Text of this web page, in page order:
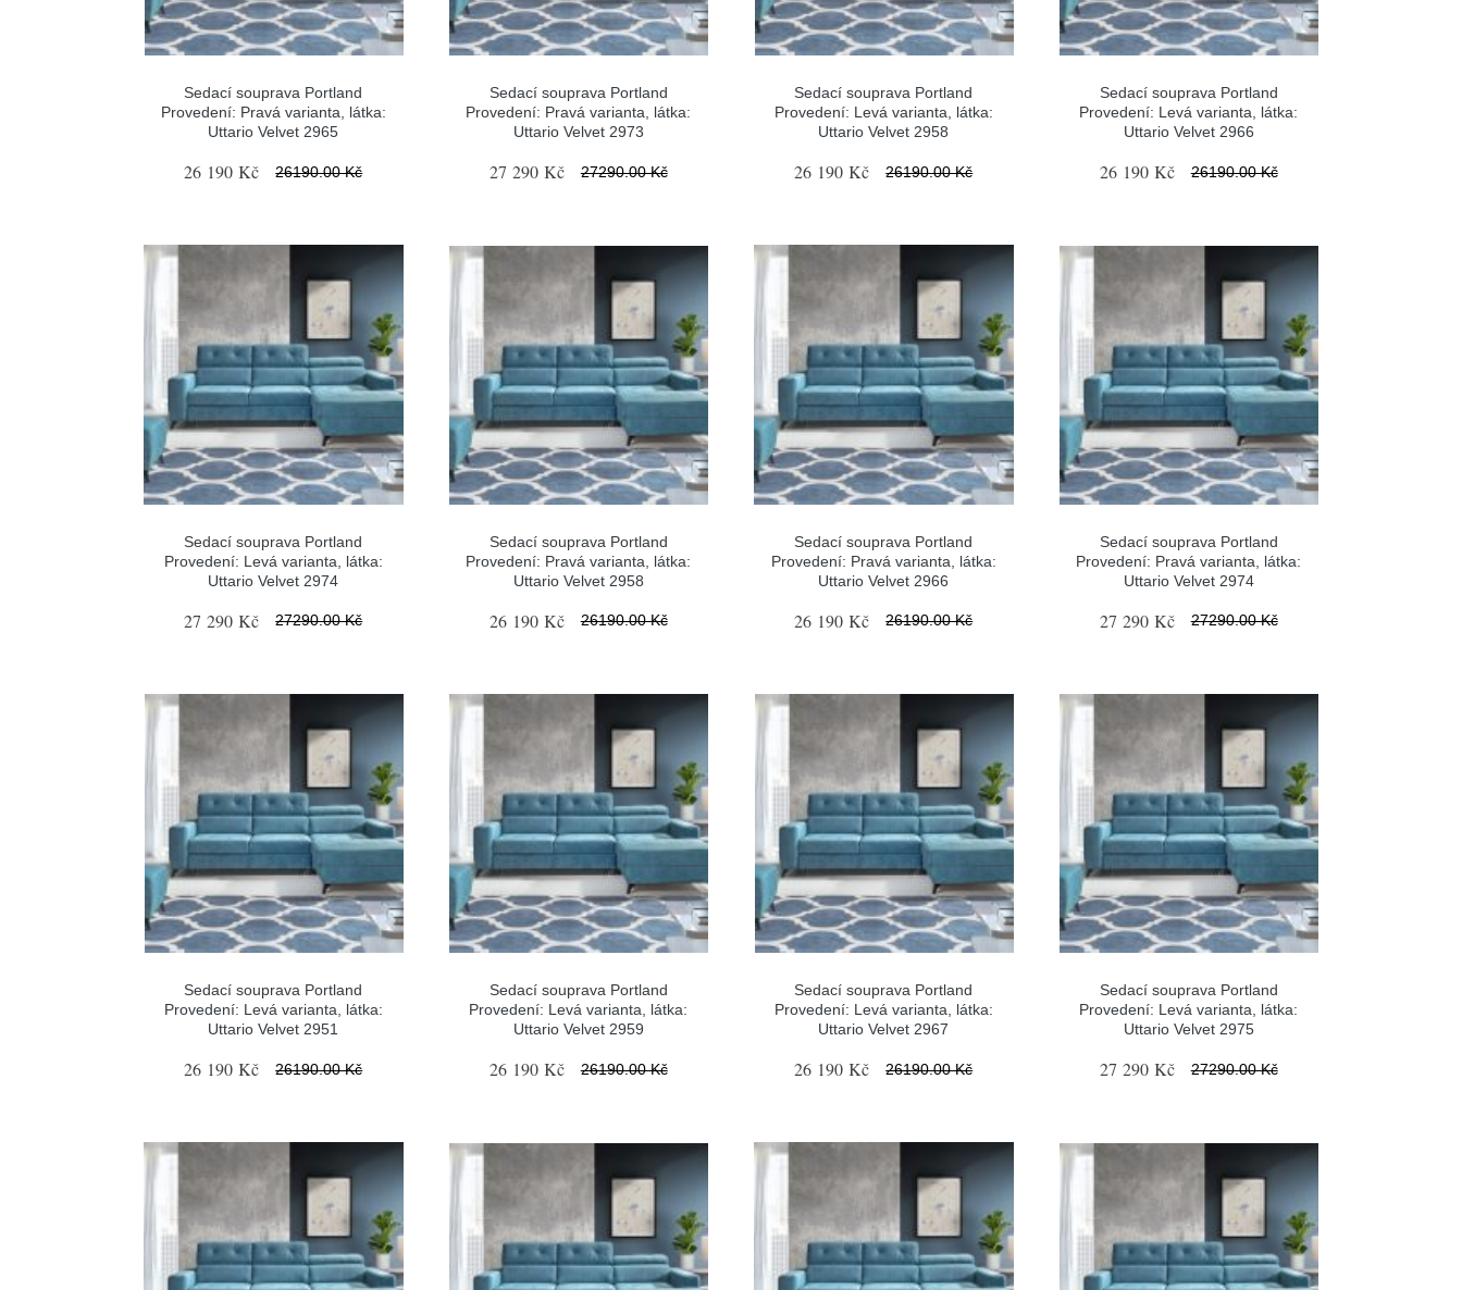
Sedací souprava Portland
Provedení: Pravá varianta, látka:
Uttario Velvet 2965
26 190 Kč 26190.00 Kč
Sedací souprava Portland
Provedení: Pravá varianta, látka:
Uttario Velvet 2973
27 290 Kč 27290.00 Kč
Sedací souprava Portland
Provedení: Levá varianta, látka:
Uttario Velvet 2958
26 190 Kč 26190.00 Kč
Sedací souprava Portland
Provedení: Levá varianta, látka:
Uttario Velvet 2966
26 190 Kč 26190.00 Kč
Sedací souprava Portland
Provedení: Levá varianta, látka:
Uttario Velvet 2974
27 290 Kč 27290.00 Kč
Sedací souprava Portland
Provedení: Pravá varianta, látka:
Uttario Velvet 2958
26 190 Kč 26190.00 Kč
Sedací souprava Portland
Provedení: Pravá varianta, látka:
Uttario Velvet 2966
26 190 Kč 26190.00 Kč
Sedací souprava Portland
Provedení: Pravá varianta, látka:
Uttario Velvet 2974
27 290 Kč 27290.00 Kč
Sedací souprava Portland
Provedení: Levá varianta, látka:
Uttario Velvet 2951
26 190 Kč 26190.00 Kč
Sedací souprava Portland
Provedení: Levá varianta, látka:
Uttario Velvet 2959
26 190 Kč 26190.00 Kč
Sedací souprava Portland
Provedení: Levá varianta, látka:
Uttario Velvet 2967
26 190 Kč 26190.00 Kč
Sedací souprava Portland
Provedení: Levá varianta, látka:
Uttario Velvet 2975
27 290 Kč 27290.00 Kč